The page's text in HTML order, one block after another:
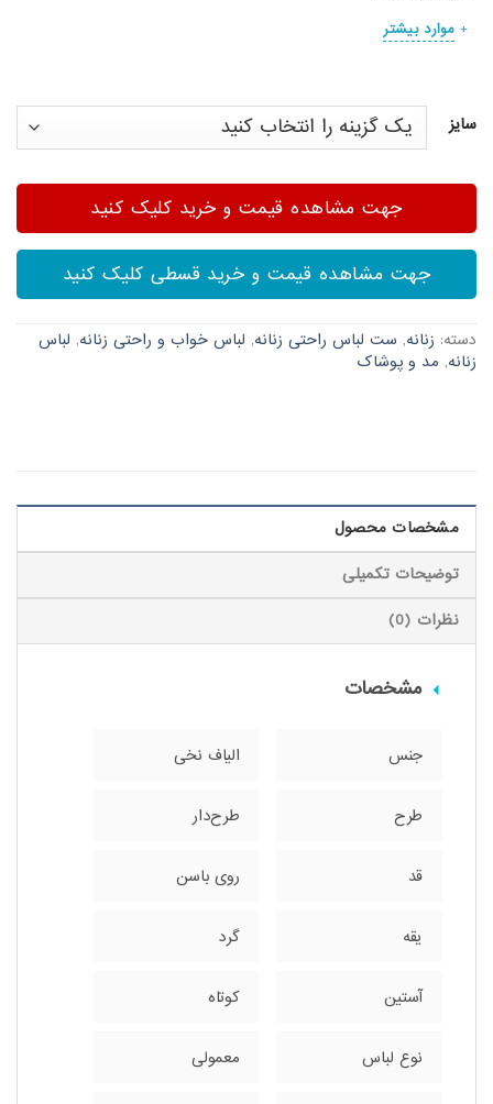
موارد بیشتر
سایز
جهت مشاهده قیمت و خرید کلیک کنید
جهت مشاهده قیمت و خرید قسطی کلیک کنید
دسته: زنانه, ست لباس راحتی زنانه, لباس خواب و راحتی زنانه, لباس
زنانه, مد و پوشاک
مشخصات محصول
توضیحات تکمیلی
نظرات (0)
مشخصات
جنس الیاف نخی
طرح طرح‌دار
قد روی باسن
یقه گرد
آستین کوتاه
نوع لباس معمولی